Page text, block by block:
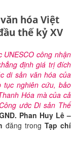
hóa Việt
thế kỷ XV
công nhận
định giá trị đích
di sản văn hóa của
tục nghiên cứu, bảo
Hóa mà của cả
ước Di sản Thế
Phan Huy Lê –
đăng trong Tạp chí